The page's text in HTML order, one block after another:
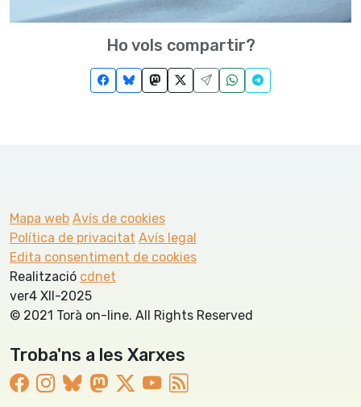
Ho vols compartir?
Mapa web Avís de cookies
Política de privacitat Avís legal
Edita consentiment de cookies
Realització cdnet
ver4 XII-2025
© 2021 Torà on-line. All Rights Reserved
Troba'ns a les Xarxes